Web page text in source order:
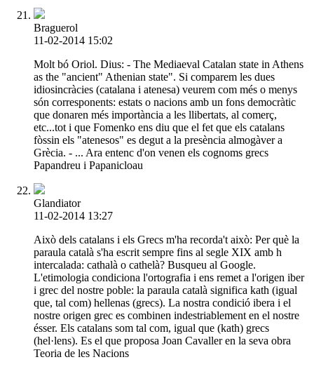
Braguerol
11-02-2014 15:02
Molt bó Oriol. Dius: - The Mediaeval Catalan state in Athens
as the "ancient" Athenian state". Si comparem les dues
idiosincràcies (catalana i atenesa) veurem com més o menys
són corresponents: estats o nacions amb un fons democràtic
que donaren més importància a les llibertats, al comerç,
etc...tot i que Fomenko ens diu que el fet que els catalans
fòssin els "atenesos" es degut a la presència almogàver a
Grècia. - ... Ara entenc d'on venen els cognoms grecs
Papandreu i Papanicloau
Glandiator
11-02-2014 13:27
Això dels catalans i els Grecs m'ha recorda't això: Per què la
paraula català s'ha escrit sempre fins al segle XIX amb h
intercalada: cathalà o cathelà? Busqueu al Google.
L'etimologia condiciona l'ortografia i ens remet a l'origen iber
i grec del nostre poble: la paraula català significa kath (igual
que, tal com) hellenas (grecs). La nostra condició ibera i el
nostre origen grec es combinen indestriablement en el nostre
ésser. Els catalans som tal com, igual que (kath) grecs
(hel·lens). Es el que proposa Joan Cavaller en la seva obra
Teoria de les Nacions